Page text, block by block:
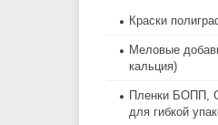
Краски
Меловые
кальция)
Пленки БОПП,
для гибкой